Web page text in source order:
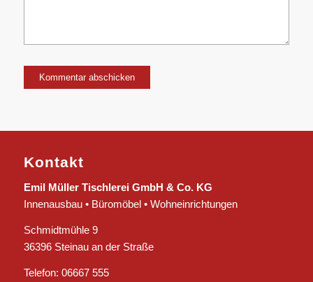
Kontakt
Emil Müller Tischlerei GmbH & Co. KG
Innenausbau • Büromöbel • Wohneinrichtungen
Schmidtmühle 9
36396 Steinau an der Straße
Telefon: 06667 555